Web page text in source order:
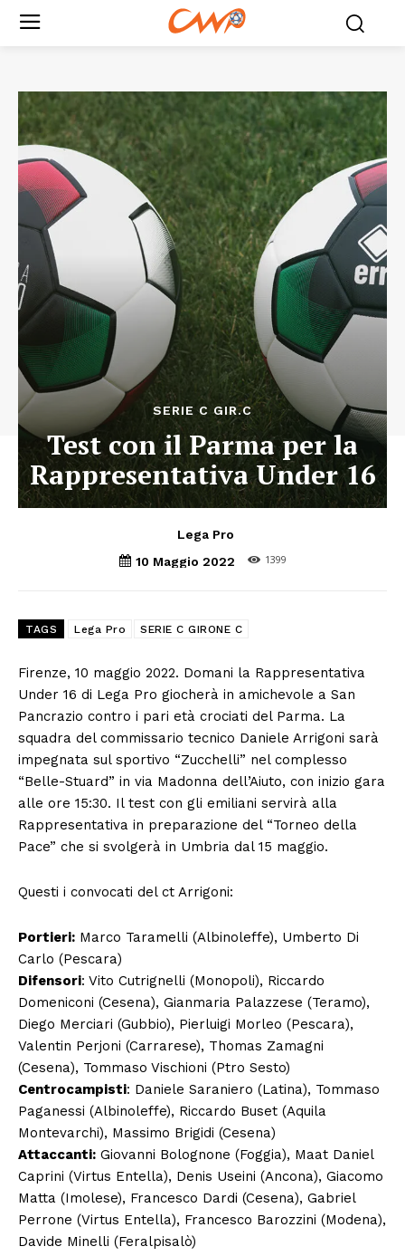
SERIE C GIR.C
Test con il Parma per la
Rappresentativa Under 16
Lega Pro
10 Maggio 2022
1399
TAGS Lega Pro SERIE C GIRONE C
Firenze, 10 maggio 2022. Domani la Rappresentativa
Under 16 di Lega Pro giocherà in amichevole a San
Pancrazio contro i pari età crociati del Parma. La
squadra del commissario tecnico Daniele Arrigoni sarà
impegnata sul sportivo “Zucchelli” nel complesso
“Belle-Stuard” in via Madonna dell’Aiuto, con inizio gara
alle ore 15:30. Il test con gli emiliani servirà alla
Rappresentativa in preparazione del “Torneo della
Pace” che si svolgerà in Umbria dal 15 maggio.
Questi i convocati del ct Arrigoni:
Portieri: Marco Taramelli (Albinoleffe), Umberto Di
Carlo (Pescara)
Difensori: Vito Cutrignelli (Monopoli), Riccardo
Domeniconi (Cesena), Gianmaria Palazzese (Teramo),
Diego Merciari (Gubbio), Pierluigi Morleo (Pescara),
Valentin Perjoni (Carrarese), Thomas Zamagni
(Cesena), Tommaso Vischioni (Ptro Sesto)
Centrocampisti: Daniele Saraniero (Latina), Tommaso
Paganessi (Albinoleffe), Riccardo Buset (Aquila
Montevarchi), Massimo Brigidi (Cesena)
Attaccanti: Giovanni Bolognone (Foggia), Maat Daniel
Caprini (Virtus Entella), Denis Useini (Ancona), Giacomo
Matta (Imolese), Francesco Dardi (Cesena), Gabriel
Perrone (Virtus Entella), Francesco Barozzini (Modena),
Davide Minelli (Feralpisalò)